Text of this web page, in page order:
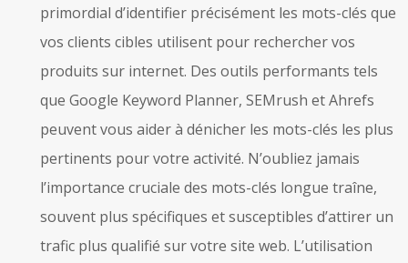
primordial d’identifier précisément les mots-clés que
vos clients cibles utilisent pour rechercher vos
produits sur internet. Des outils performants tels
que Google Keyword Planner, SEMrush et Ahrefs
peuvent vous aider à dénicher les mots-clés les plus
pertinents pour votre activité. N’oubliez jamais
l’importance cruciale des mots-clés longue traîne,
souvent plus spécifiques et susceptibles d’attirer un
trafic plus qualifié sur votre site web. L’utilisation